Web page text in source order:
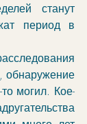
станут
период в
обнаружение
могил. Кое-